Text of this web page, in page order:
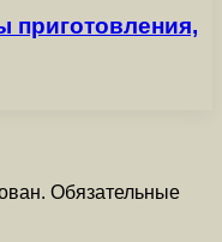
приготовления,
Обязательные